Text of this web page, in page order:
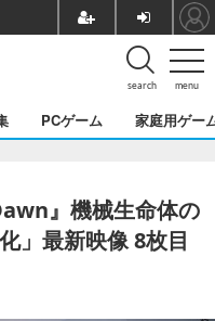
menu
search
PCゲーム 家庭用ゲー
』機械生命体の
」最新映像 8枚目